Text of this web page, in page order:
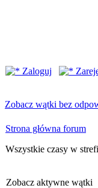
Zaloguj
Zobacz wątki bez
Strona główna forum
Wszystkie czasy w
Zobacz aktywne wątki